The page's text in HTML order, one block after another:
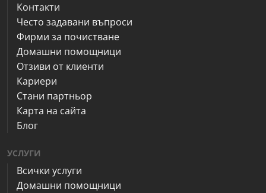
Контакти
Често задавани въпроси
Фирми за почистване
Домашни помощници
Отзиви от клиенти
Кариери
Стани партньор
Карта на сайта
Блог
УСЛУГИ
Всички услуги
Домашни помощници